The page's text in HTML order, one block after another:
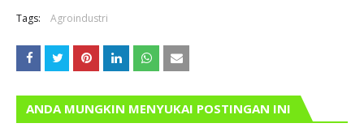
Tags: Agroindustri
ANDA MUNGKIN MENYUKAI POSTINGAN INI